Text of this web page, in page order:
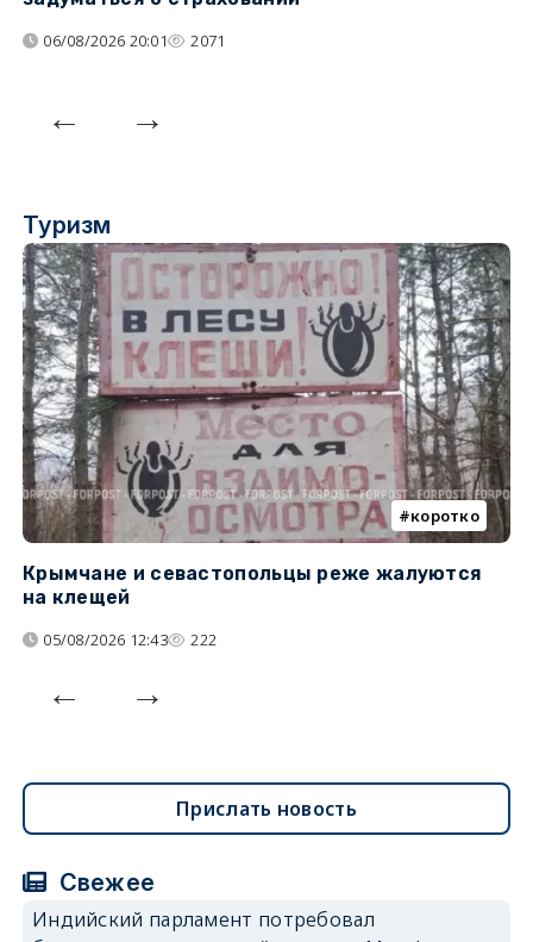
06/08/2026 20:01 2071
Туризм
коротко
Крымчане и севастопольцы реже жалуются
на клещей
05/08/2026 12:43 222
Прислать новость
Свежее
Индийский парламент потребовал